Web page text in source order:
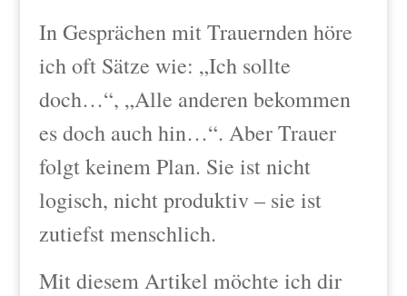
In Gesprächen mit Trauernden höre
ich oft Sätze wie: „Ich sollte
doch…“, „Alle anderen bekommen
es doch auch hin…“. Aber Trauer
folgt keinem Plan. Sie ist nicht
logisch, nicht produktiv – sie ist
zutiefst menschlich.
Mit diesem Artikel möchte ich dir